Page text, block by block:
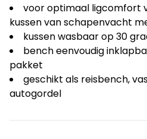
voor optimaal ligcomfort
kussen van schapenvacht
kussen wasbaar op 30
bench eenvoudig
pakket
geschikt als reisbench,
autogordel